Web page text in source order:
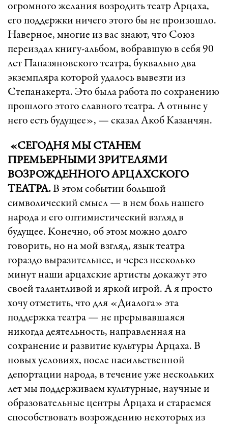
огромного желания возродить театр Арцаха,
его поддержки ничего этого бы не произошло.
Наверное, многие из вас знают, что Союз
переиздал книгу-альбом, вобравшую в себя 90
лет Папазяновского театра, буквально два
экземпляра которой удалось вывезти из
Степанакерта. Это была работа по сохранению
прошлого этого славного театра. А отныне у
него есть будущее», — сказал Акоб Казанчян.
«СЕГОДНЯ МЫ СТАНЕМ
ПРЕМЬЕРНЫМИ ЗРИТЕЛЯМИ
ВОЗРОЖДЕННОГО АРЦАХСКОГО
ТЕАТРА.В этом событии большой
символический смысл — в нем боль нашего
народа и его оптимистический взгляд в
будущее. Конечно, об этом можно долго
говорить, но на мой взгляд, язык театра
гораздо выразительнее, и через несколько
минут наши арцахские артисты докажут это
своей талантливой и яркой игрой. А я просто
хочу отметить, что для «Диалога» эта
поддержка театра — не прерывавшаяся
никогда деятельность, направленная на
сохранение и развитие культуры Арцаха. В
новых условиях, после насильственной
депортации народа, в течение уже нескольких
лет мы поддерживаем культурные, научные и
образовательные центры Арцаха и стараемся
способствовать возрождению некоторых из